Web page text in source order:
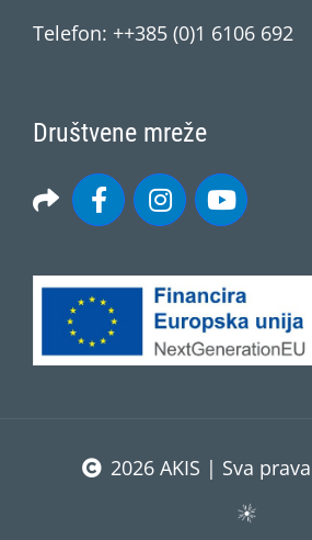
Telefon: ++385 (0)1 6106 692
Društvene mreže
2026 AKIS | Sva